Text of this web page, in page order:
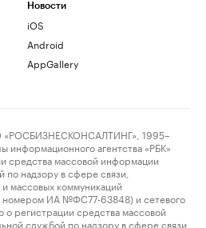
Новости
iOS
Android
AppGallery
1995–
агентства «РБК»
средства массовой информации
надзору в сфере связи,
массовых коммуникаций
номером ИА №ФС77-63848) и сетевого
о регистрации средства массовой
службой по надзору в сфере связи,